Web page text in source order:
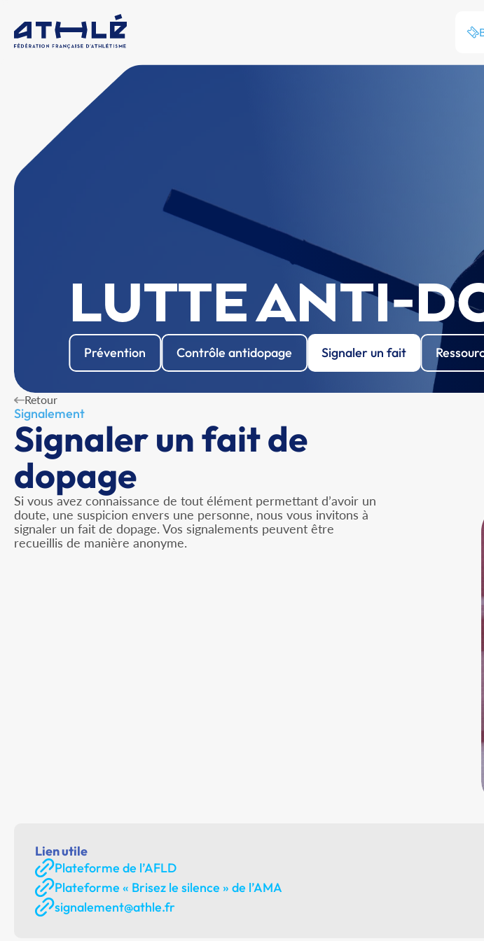
LUTTE ANTI-
Prévention Contrôle antidopage Signaler un fait
Retour
Signalement
Signaler un fait de
dopage
Si vous avez connaissance de tout élément permettant d’avoir un
doute, une suspicion envers une personne, nous vous invitons à
signaler un fait de dopage. Vos signalements peuvent être
recueillis de manière anonyme.
Lien utile
Plateforme de l’AFLD
Plateforme « Brisez le silence » de l’AMA
signalement@athle.fr